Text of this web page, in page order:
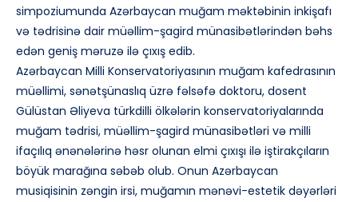
simpoziumunda Azərbaycan muğam məktəbinin inkişafı
və tədrisinə dair müəllim-şagird münasibətlərindən bəhs
edən geniş məruzə ilə çıxış edib.
Azərbaycan Milli Konservatoriyasının muğam kafedrasının
müəllimi, sənətşünaslıq üzrə fəlsəfə doktoru, dosent
Gülüstan Əliyeva türkdilli ölkələrin konservatoriyalarında
muğam tədrisi, müəllim-şagird münasibətləri və milli
ifaçılıq ənənələrinə həsr olunan elmi çıxışı ilə iştirakçıların
böyük marağına səbəb olub. Onun Azərbaycan
musiqisinin zəngin irsi, muğamın mənəvi-estetik dəyərləri